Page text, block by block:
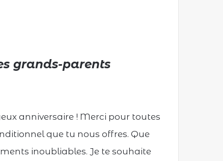
grands-parents
anniversaire ! Merci pour toutes
que tu nous offres. Que
inoubliables. Je te souhaite